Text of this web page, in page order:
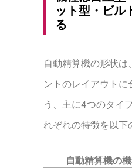
ット型・ビル
る
自動精算機の形状は
ントのレイアウトに
う、主に4つのタイ
れぞれの特徴を以下
自動精算機の